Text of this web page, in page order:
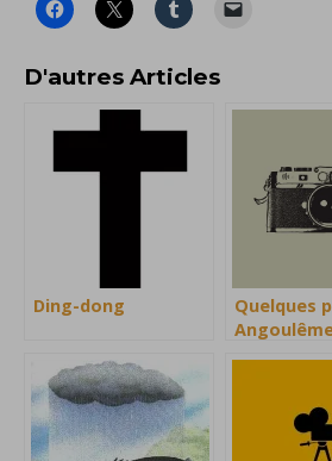
D'autres Articles
Ding-dong
Quelques